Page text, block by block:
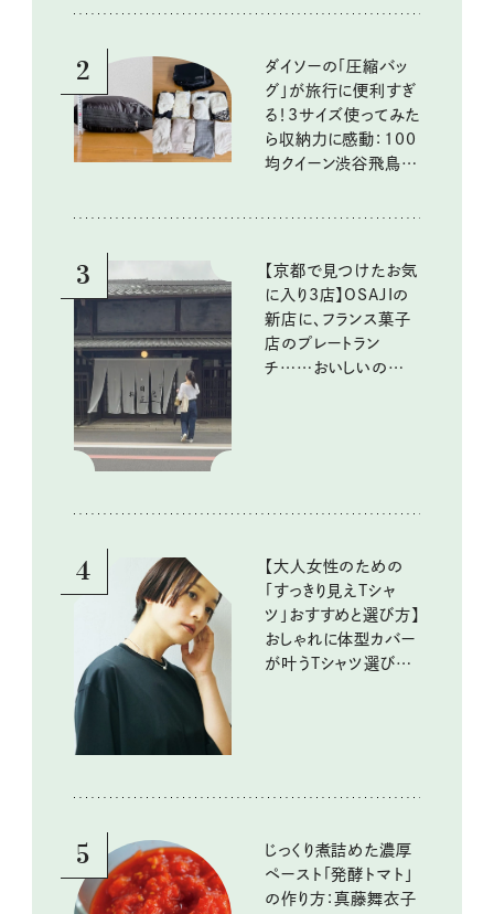
2
ダイソーの「圧縮バッ
グ」が旅行に便利すぎ
る！3サイズ使ってみた
ら収納力に感動：100
均クイーン渋谷飛鳥の
3
【京都で見つけたお気
に入り3店】OSAJIの
新店に、フランス菓子
店のプレートラン
チ……おいしいのんび
4
【大人女性のための
「すっきり見えTシャ
ツ」おすすめと選び方】
おしゃれに体型カバー
が叶うTシャツ選びの
5
じっくり煮詰めた濃厚
ペースト「発酵トマト」
の作り方：真藤舞衣子